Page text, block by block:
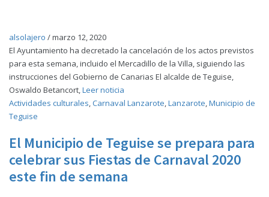
alsolajero /marzo 12, 2020
El Ayuntamiento ha decretado la cancelación de los actos previstos
para esta semana, incluido el Mercadillo de la Villa, siguiendo las
instrucciones del Gobierno de Canarias El alcalde de Teguise,
Oswaldo Betancort,Leer noticia
Actividades culturales,Carnaval Lanzarote,Lanzarote,Municipio de
Teguise
El Municipio de Teguise se prepara para
celebrar sus Fiestas de Carnaval 2020
este fin de semana